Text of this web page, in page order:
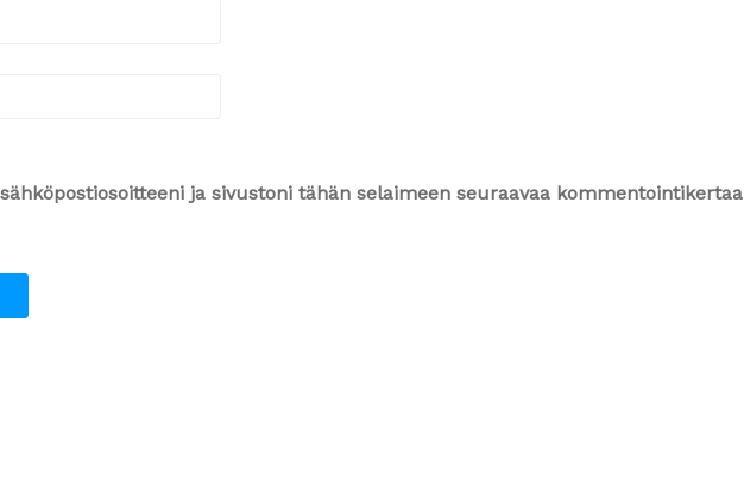
ja sivustoni tähän selaimeen seuraavaa kommentointikertaa